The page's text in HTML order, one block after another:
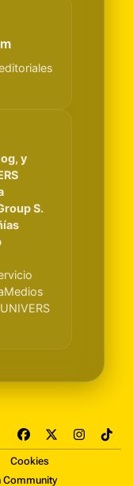
y
S.
a
c
n
i
Cookies
Community